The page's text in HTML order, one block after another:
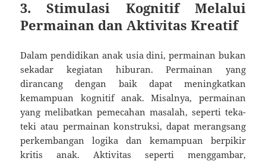
3. Stimulasi Kognitif Melalui
Permainan dan Aktivitas Kreatif
Dalam pendidikan anak usia dini, permainan bukan
sekadar kegiatan hiburan. Permainan yang
dirancang dengan baik dapat meningkatkan
kemampuan kognitif anak. Misalnya, permainan
yang melibatkan pemecahan masalah, seperti teka-
teki atau permainan konstruksi, dapat merangsang
perkembangan logika dan kemampuan berpikir
kritis anak. Aktivitas seperti menggambar,